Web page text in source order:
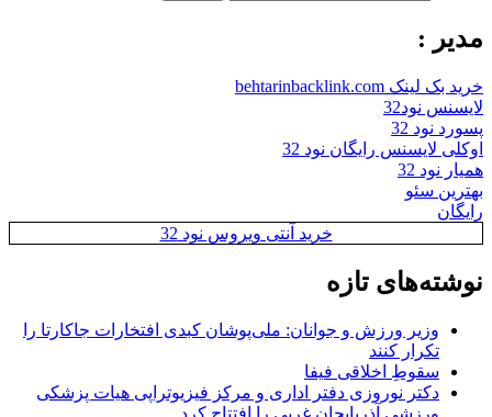
مدیر :
خرید بک لینک behtarinbacklink.com
لایسنس نود32
پسورد نود 32
اوکلی لایسنس رایگان نود 32
همیار نود 32
بهترین سئو
رایگان
خرید آنتی ویروس نود 32
نوشته‌های تازه
وزیر ورزش و جوانان: ملی‌پوشان کبدی افتخارات جاکارتا را
تکرار کنند
سقوطِ اخلاقی فیفا
دکتر نوروزی دفتر اداری و مرکز فیزیوتراپی هیات پزشکی
ورزشی آذربایجان غربی را افتتاح کرد